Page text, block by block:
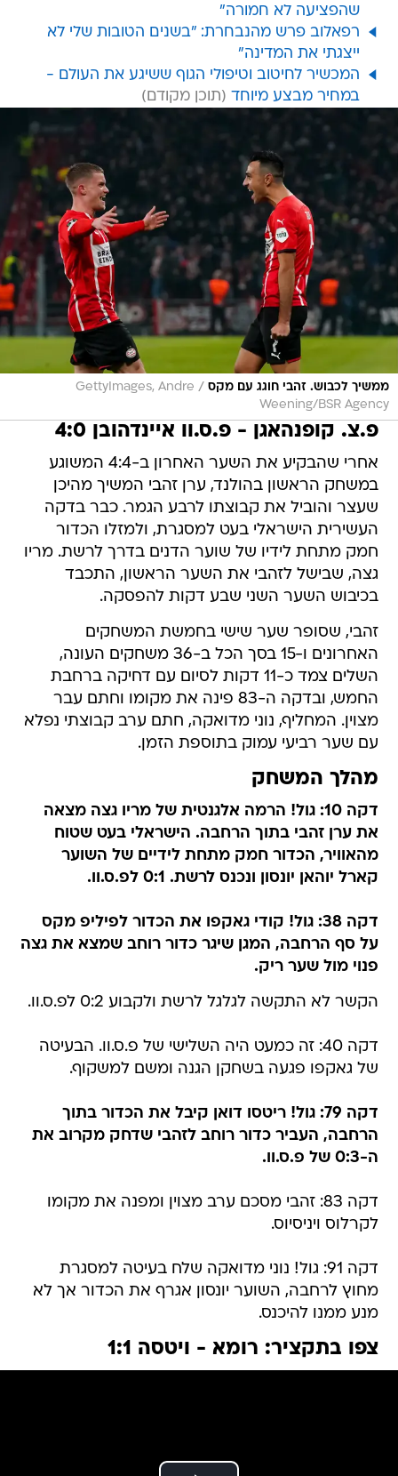
שהפציעה לא חמורה"
רפאלוב פרש מהנבחרת: "בשנים הטובות שלי לא
ייצגתי את המדינה"
המכשיר לחיטוב וטיפולי הגוף ששיגע את העולם -
במחיר מבצע מיוחד
ממשיך לכבוש. זהבי חוגג עם מקס /
GettyImages, Andre
Weening/BSR Agency
פ.צ. קופנהאגן - פ.ס.וו איינדהובן 4:0
אחרי שהבקיע את השער האחרון ב-4:4 המשוגע
במשחק הראשון בהולנד, ערן זהבי המשיך מהיכן
שעצר והוביל את קבוצתו לרבע הגמר. כבר בדקה
העשירית הישראלי בעט למסגרת, ולמזלו הכדור
חמק מתחת לידיו של שוער הדנים בדרך לרשת. מריו
גצה, שבישל לזהבי את השער הראשון, התכבד
בכיבוש השער השני שבע דקות להפסקה.
זהבי, שסופר שער שישי בחמשת המשחקים
האחרונים ו-15 בסך הכל ב-36 משחקים העונה,
השלים צמד כ-11 דקות לסיום עם דחיקה ברחבת
החמש, ובדקה ה-83 פינה את מקומו וחתם עבר
מצוין. המחליף, נוני מדואקה, חתם ערב קבוצתי נפלא
עם שער רביעי עמוק בתוספת הזמן.
מהלך המשחק
דקה 10: גול! הרמה אלגנטית של מריו גצה מצאה
את ערן זהבי בתוך הרחבה. הישראלי בעט שטוח
מהאוויר, הכדור חמק מתחת לידיים של השוער
קארל יוהאן יונסון ונכנס לרשת. 0:1 לפ.ס.וו.
דקה 38: גול! קודי גאקפו את הכדור לפיליפ מקס
על סף הרחבה, המגן שיגר כדור רוחב שמצא את גצה
פנוי מול שער ריק.
הקשר לא התקשה לגלגל לרשת ולקבוע 0:2 לפ.ס.וו.
דקה 40: זה כמעט היה השלישי של פ.ס.וו. הבעיטה
של גאקפו פגעה בשחקן הגנה ומשם למשקוף.
דקה 79: גול! ריטסו דואן קיבל את הכדור בתוך
הרחבה, העביר כדור רוחב לזהבי שדחק מקרוב את
ה-0:3 של פ.ס.וו.
דקה 83: זהבי מסכם ערב מצוין ומפנה את מקומו
לקרלוס ויניסיוס.
דקה 91: גול! נוני מדואקה שלח בעיטה למסגרת
מחוץ לרחבה, השוער יונסון אגרף את הכדור אך לא
מנע ממנו להיכנס.
צפו בתקציר: רומא - ויטסה 1:1